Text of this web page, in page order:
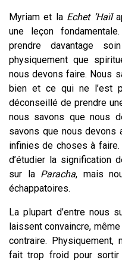
Myriam et la Echet ’Haïl
une leçon
prendre davantage
physiquement que
nous devons faire. Nous
bien et ce qui ne l’est
déconseillé de prendre
nous savons que nous
savons que nous
infinies de choses à
d’étudier la signification
sur la Paracha, mais
échappatoires.
La plupart d’entre nous
laissent convaincre,
contraire. Physiquement,
fait trop froid pour sortir